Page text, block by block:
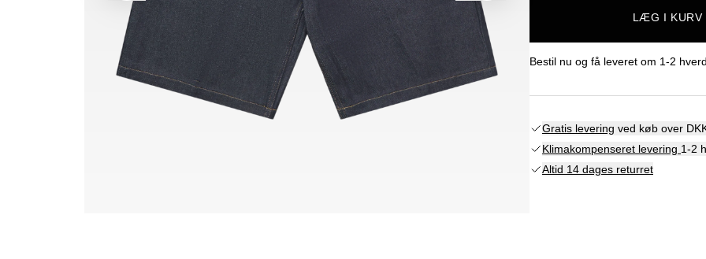
LÆG I KURV
Bestil nu og få leveret om 1-2
Gratis levering ved køb over
Klimakompenseret levering 1-2
Altid 14 dages returret